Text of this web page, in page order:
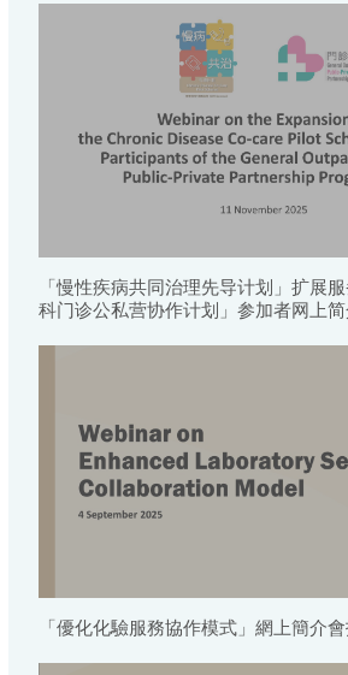
「慢性疾病共同治理先导计划」扩展
科门诊公私营协作计划」参加者网上
「優化化驗服務協作模式」網上簡介